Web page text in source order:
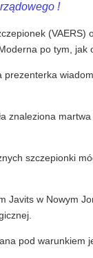
!
(VAERS)
po tym, jak
znaleziona
szczepionki
Javits w Nowym
pod warunkiem